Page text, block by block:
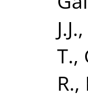
J.J.,
T.,
R.,